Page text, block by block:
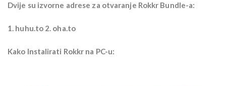
Dvije su izvorne adrese za otvaranje Rokkr Bundle-a:
1. huhu.to 2. oha.to
Kako Instalirati Rokkr na PC-u: